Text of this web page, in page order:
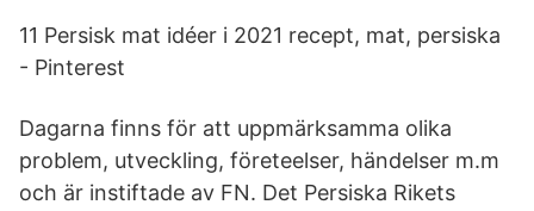
11 Persisk mat idéer i 2021 recept, mat, persiska
- Pinterest
Dagarna finns för att uppmärksamma olika
problem, utveckling, företeelser, händelser m.m
och är instiftade av FN. Det Persiska Rikets